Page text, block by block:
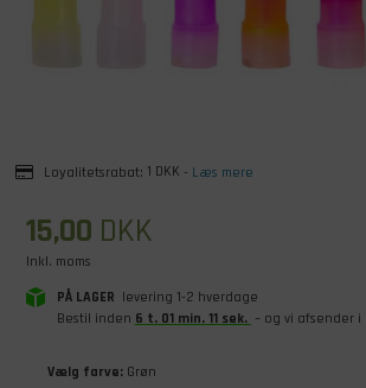
Loyalitetsrabat: 1 DKK - Læs mere
15,00 DKK
Inkl. moms
PÅ LAGER levering 1-2 hverdage
Bestil inden 6 t. 01 min. 10 sek. – og vi afsender i
Vælg farve: Grøn